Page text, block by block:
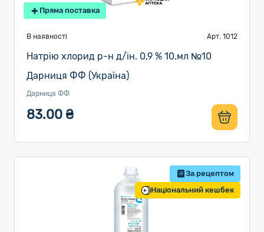
Пряма поставка
В наявності Арт. 1012
Натрію хлорид р-н д/ін. 0,9 % 10.мл №10
Дарниця ФФ (Україна)
Дарниця ФФ
83.00 ₴
За рецептом
Національний кешбек